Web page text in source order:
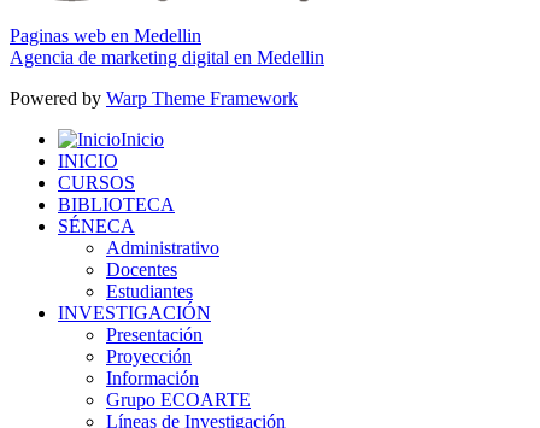
Paginas web en Medellin
Agencia de marketing digital en Medellin
Powered by Warp Theme Framework
Inicio
INICIO
CURSOS
BIBLIOTECA
SÉNECA
Administrativo
Docentes
Estudiantes
INVESTIGACIÓN
Presentación
Proyección
Información
Grupo ECOARTE
Líneas de Investigación